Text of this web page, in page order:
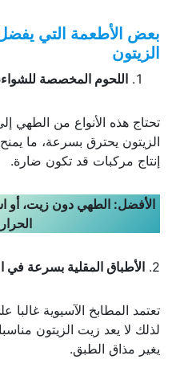
بعض الأطعمة التي
الزيتون
اللحوم المخصصة
تحتاج هذه الأنواع من الطهي
الزيتون يحترق بسرعة، ما
إنتاج مركبات قد تكون ضارة.
الأفضل: الطهي دون زيت، أو
2. الأطباق المقلية بسرعة في
تعتمد المطابخ الآسيوية
لذلك لا يعد زيت الزيتون
يغير مذاق الطبق.